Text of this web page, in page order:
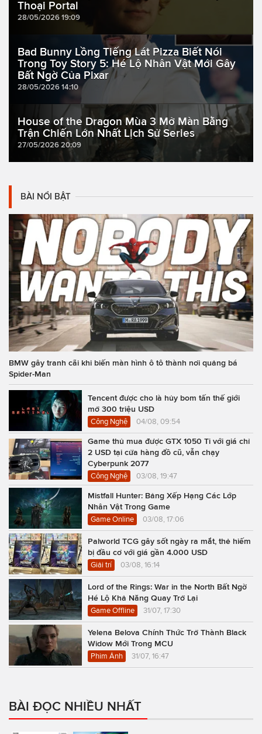
Thoại Portal
28/05/2026 19:09
Bad Bunny Lồng Tiếng Lát Pizza Biết Nói
Trong Toy Story 5: Hé Lộ Nhân Vật Mới Gây
Bất Ngờ Của Pixar
28/05/2026 14:10
House of the Dragon Mùa 3 Mở Màn Bằng
Trận Chiến Lớn Nhất Lịch Sử Series
27/05/2026 20:09
BÀI NỔI BẬT
BMW gây tranh cãi khi biến màn hình ô tô thành nơi quảng bá
Spider-Man
Tencent được cho là hủy bom tấn thế giới
mở 300 triệu USD
Công Nghệ 04/08, 09:54
Game thủ mua được GTX 1050 Ti với giá chỉ
2 USD tại cửa hàng đồ cũ, vẫn chạy
Cyberpunk 2077
Công Nghệ 03/08, 19:47
Mistfall Hunter: Bảng Xếp Hạng Các Lớp
Nhân Vật Trong Game
Game Online 03/08, 17:06
Palworld TCG gây sốt ngày ra mắt, thẻ hiếm
bị đầu cơ với giá gần 4.000 USD
Giải trí 03/08, 16:14
Lord of the Rings: War in the North Bất Ngờ
Hé Lộ Khả Năng Quay Trở Lại
Game Offline 31/07, 17:30
Yelena Belova Chính Thức Trở Thành Black
Widow Mới Trong MCU
Phim Ảnh 31/07, 16:47
BÀI ĐỌC NHIỀU NHẤT